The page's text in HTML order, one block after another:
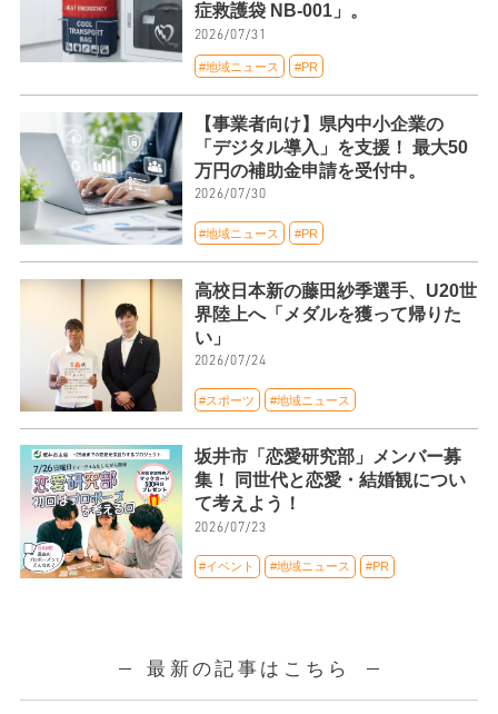
症救護袋 NB-001」。
2026/07/31
#地域ニュース #PR
【事業者向け】県内中小企業の
「デジタル導入」を支援！ 最大50
万円の補助金申請を受付中。
2026/07/30
#地域ニュース #PR
高校日本新の藤田紗季選手、U20世
界陸上へ「メダルを獲って帰りた
い」
2026/07/24
#スポーツ #地域ニュース
坂井市「恋愛研究部」メンバー募
集！ 同世代と恋愛・結婚観につい
て考えよう！
2026/07/23
#イベント #地域ニュース #PR
最新の記事はこちら